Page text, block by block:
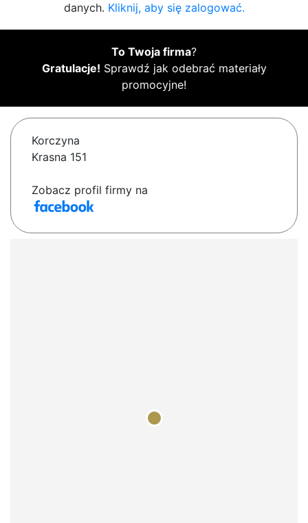
danych. Kliknij, aby się zalogować.
To Twoja firma?
Gratulacje! Sprawdź jak odebrać materiały
promocyjne!
Korczyna
Krasna 151
Zobacz profil firmy na